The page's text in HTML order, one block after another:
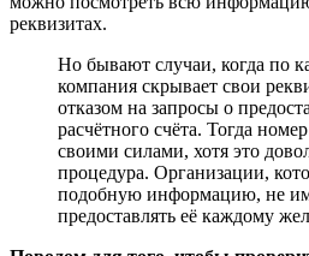
Расчётный счёт организации
Какие данные о компании обычно
Запросив реквизиты организации,
данные о её расчётном счёте.
Чаще всего подобные сведения не
предоставляют всем
запросом с указанием названия
выяснить номер расчётного счёта